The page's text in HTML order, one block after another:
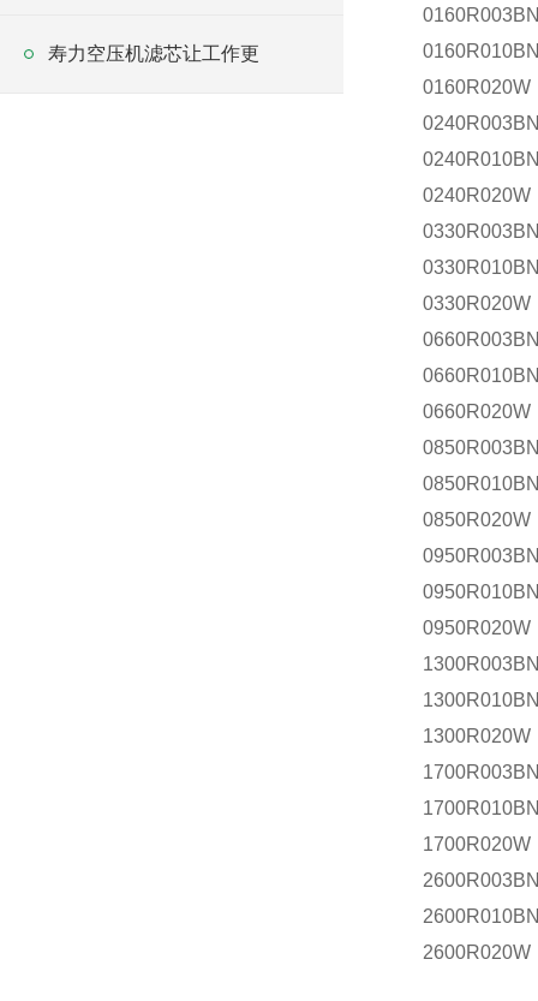
寿力空压机滤芯让工作更
0160R020W
0240R020W
0330R020W
0660R020W
0850R020W
0950R020W
1300R020W
1700R020W
2600R020W